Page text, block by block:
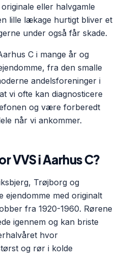
eller halvgamle
lille lækage hurtigt bliver et
under også får skade.
C i mange år og
fra den smalle
andelsforeninger i
vi ofte kan diagnosticere
og være forberedt
når vi ankommer.
VVS i Aarhus C?
Trøjborg og
ejendomme med originalt
fra 1920-1960. Rørene
igennem og kan briste
hvor
og rør i kolde